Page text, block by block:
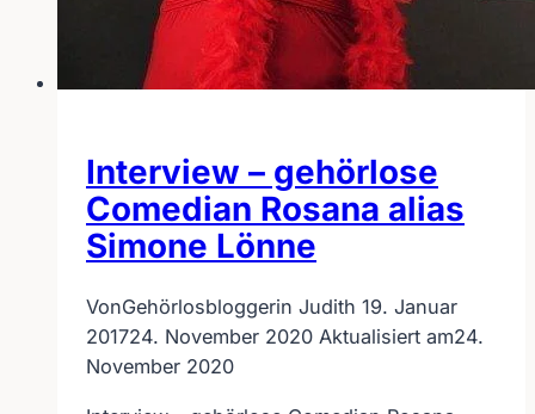
Interview – gehörlose
Comedian Rosana alias
Simone Lönne
VonGehörlosbloggerin Judith 19. Januar
201724. November 2020 Aktualisiert am24.
November 2020